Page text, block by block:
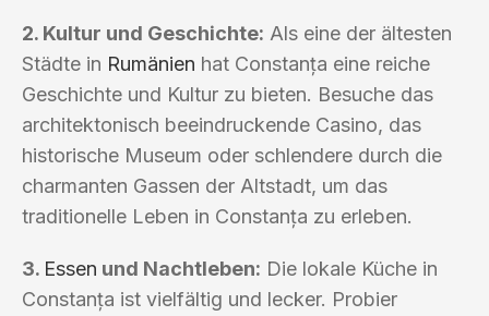
2. Kultur und Geschichte: Als eine der ältesten
Städte in Rumänien hat Constanța eine reiche
Geschichte und Kultur zu bieten. Besuche das
architektonisch beeindruckende Casino, das
historische Museum oder schlendere durch die
charmanten Gassen der Altstadt, um das
traditionelle Leben in Constanța zu erleben.
3. Essen und Nachtleben: Die lokale Küche in
Constanța ist vielfältig und lecker. Probier